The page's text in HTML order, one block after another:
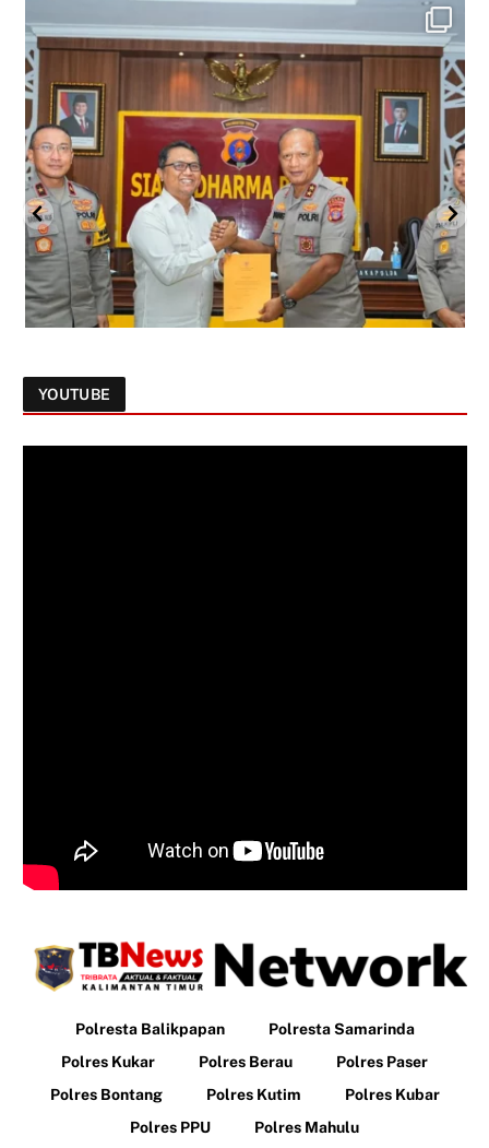
YOUTUBE
Polresta Balikpapan
Polresta Samarinda
Polres Kukar
Polres Berau
Polres Paser
Polres Bontang
Polres Kutim
Polres Kubar
Polres PPU
Polres Mahulu